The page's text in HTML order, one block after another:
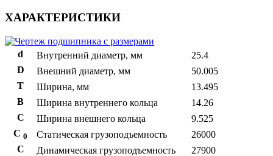
ХАРАКТЕРИСТИКИ
d Внутренний диаметр, мм
25.4
D
Внешний диаметр, мм
50.005
T
Ширина, мм
13.495
B
Ширина внутреннего кольца
14.26
С
Ширина внешнего кольца
9.525
С 0 Статическая грузоподъемность
26000
C
Динамическая грузоподъемность
27900